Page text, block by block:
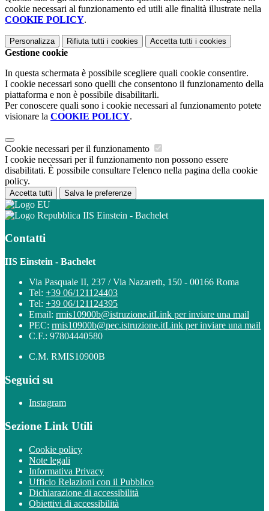
cookie necessari al funzionamento ed utili alle finalità illustrate nella
COOKIE POLICY.
Personalizza Rifiuta tutti i cookies Accetta tutti i cookies
Gestione cookie
In questa schermata è possibile scegliere quali cookie consentire.
I cookie necessari sono quelli che consentono il funzionamento della
piattaforma e non è possibile disabilitarli.
Per conoscere quali sono i cookie necessari al funzionamento potete
visionare la COOKIE POLICY.
Cookie necessari per il funzionamento
I cookie necessari per il funzionamento non possono essere
disabilitati. È possibile consultare l'elenco nella pagina della cookie
policy.
Accetta tutti Salva le preferenze
IIS Einstein - Bachelet
Contatti
IIS Einstein - Bachelet
Via Pasquale II, 237 / Via Nazareth, 150 - 00166 Roma
Tel: +39 06/121124403
Tel: +39 06/121124395
Email: rmis10900b@istruzione.itLink per inviare una mail
PEC: rmis10900b@pec.istruzione.itLink per inviare una mail
C.F.: 97804440580
C.M. RMIS10900B
Seguici su
Instagram
Sezione Link Utili
Cookie policy
Note legali
Informativa Privacy
Ufficio Relazioni con il Pubblico
Dichiarazione di accessibilità
Obiettivi di accessibilità